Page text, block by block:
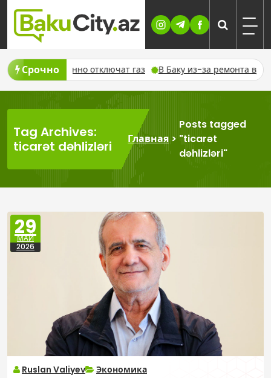
Skip
content
Срочно
временно отключат газ В Баку из-за ремонта временно
Tag Archives:
ticarət dəhlizləri
Главная >
Posts tagged
"ticarət
dəhlizləri"
29
МАЙ
2026
Ruslan Valiyev Экономика